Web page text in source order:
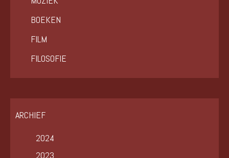
BOEKEN
FILM
FILOSOFIE
ARCHIEF
2024
2023